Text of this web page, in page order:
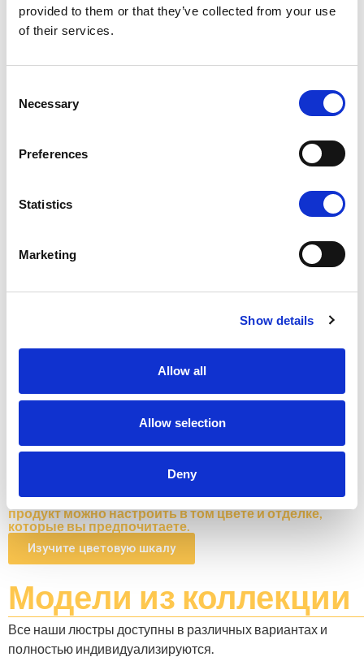
provided to them or that they’ve collected from your use
of their services.
Selection
Necessary
Preferences
Statistics
Marketing
Show details
Allow all
Allow selection
Deny
N1 - BRUSHED NICKEL
Не останавливайтесь на том, что видите: каждый
продукт можно настроить в том цвете и отделке,
которые вы предпочитаете.
Изучите цветовую шкалу
Модели из коллекции
Все наши люстры доступны в различных вариантах и ​​
полностью индивидуализируются.